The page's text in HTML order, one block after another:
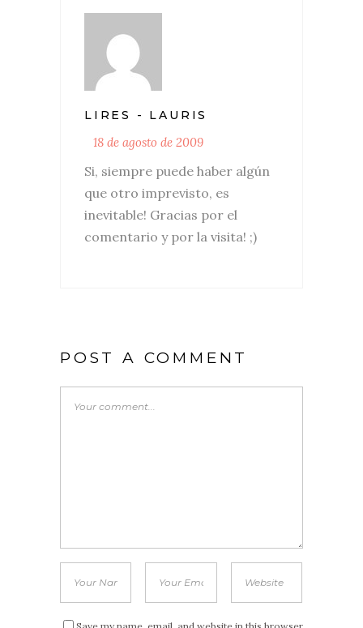
LIRES - LAURIS
18 de agosto de 2009
Si, siempre puede haber algún
que otro imprevisto, es
inevitable! Gracias por el
comentario y por la visita! ;)
POST A COMMENT
Save my name, email, and website in this browser